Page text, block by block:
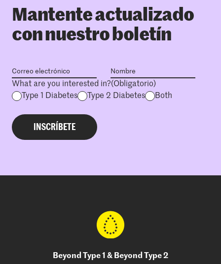
Mantente actualizado
con nuestro boletín
What are you interested in?(Obligatorio)
Type 1 Diabetes
Type 2 Diabetes Both
Beyond Type 1 & Beyond Type 2